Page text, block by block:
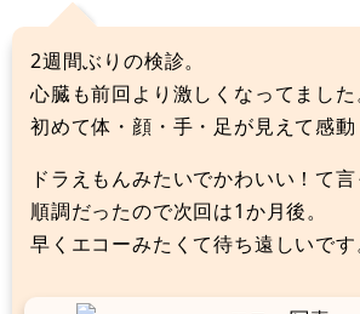
2週間ぶりの検診。
心臓も前回より激しくなってまし
初めて体・顔・手・足が見えて感動
ドラえもんみたいでかわいい！て
順調だったので次回は1か月後。
早くエコーみたくて待ち遠しいです